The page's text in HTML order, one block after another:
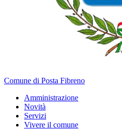
Comune di Posta Fibreno
Amministrazione
Novità
Servizi
Vivere il comune